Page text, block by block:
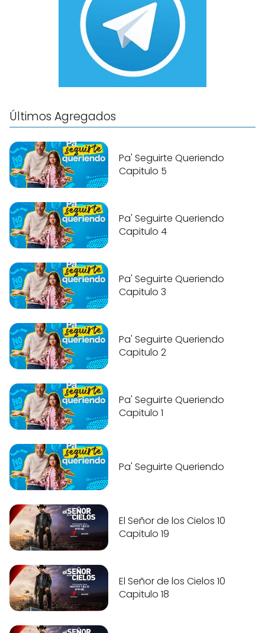
Últimos Agregados
Pa' Seguirte Queriendo
Capitulo 5
Pa' Seguirte Queriendo
Capitulo 4
Pa' Seguirte Queriendo
Capitulo 3
Pa' Seguirte Queriendo
Capitulo 2
Pa' Seguirte Queriendo
Capitulo 1
Pa' Seguirte Queriendo
El Señor de los Cielos 10
Capitulo 19
El Señor de los Cielos 10
Capitulo 18